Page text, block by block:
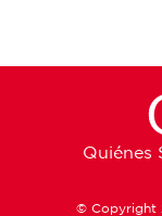
Quiénes
© Copyright